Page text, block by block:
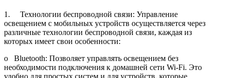
1. Технологии беспроводной связи: Управление
освещением с мобильных устройств осуществляется через
различные технологии беспроводной связи, каждая из
которых имеет свои особенности:
o Bluetooth: Позволяет управлять освещением без
необходимости подключения к домашней сети Wi-Fi. Это
удобно для простых систем и для устройств, которые